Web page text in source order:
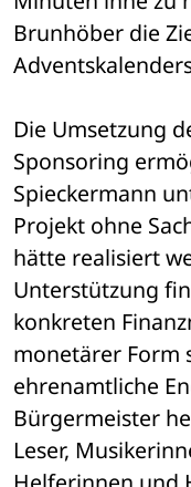
Brunhöber die
Die Umsetzung
Sponsoring
Spieckermann
Projekt ohne
hätte realisiert
Unterstützung
konkreten
monetärer Form
ehrenamtliche
Bürgermeister
Leser,